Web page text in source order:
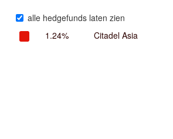
alle hedgefunds laten zien
1.24%
Citadel Asia